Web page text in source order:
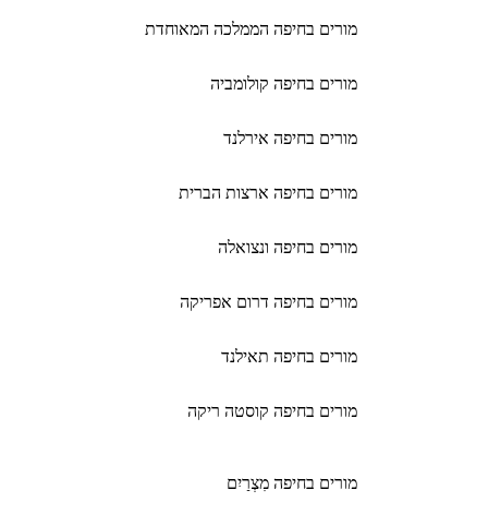
מורים בחיפה הממלכה המאוחדת
מורים בחיפה קולומביה
מורים בחיפה אירלנד
מורים בחיפה ארצות הברית
מורים בחיפה ונצואלה
מורים בחיפה דרום אפריקה
מורים בחיפה תאילנד
מורים בחיפה קוסטה ריקה
מורים בחיפה מִצְרַיִם